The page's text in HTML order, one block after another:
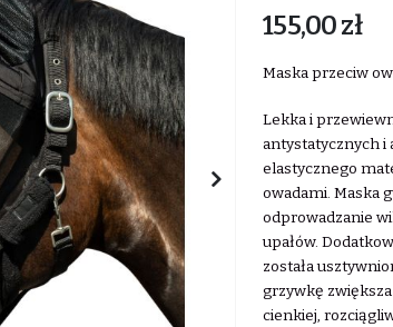
155,00 zł
Maska przeciw
Lekka i
antystatycznych i
elastycznego
owadami. Maska
odprowadzanie
upałów.
została
grzywkę
cienkiej,